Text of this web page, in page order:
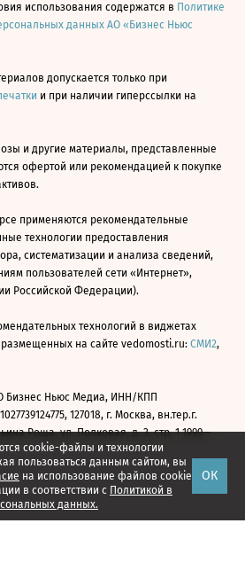
cookie-файлы и технологии
пользоваться данным сайтом, вы
на использование файлов cookie
в соответствии с Политикой в
данных.
ОК
использования содержатся в Политике
данных АО «Бизнес Ньюс
допускается только при
и при наличии гиперссылки на
и другие материалы, представленные
офертой или рекомендацией к покупке
применяются рекомендательные
технологии предоставления
систематизации и анализа сведений,
пользователей сети «Интернет»,
Российской Федерации).
технологий в виджетах
на сайте vedomosti.ru: СМИ2,
Бизнес Ньюс Медиа, ИНН/КПП
127018, г. Москва, вн.тер.г.
Роща, ул. Полковая, д. 3, стр. 1 1999—